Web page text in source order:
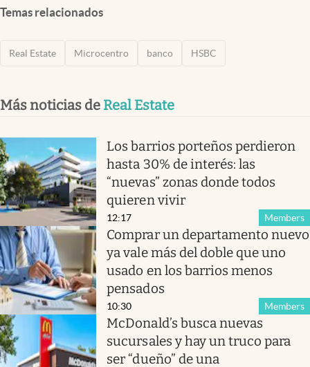
Temas relacionados
Real Estate Microcentro banco HSBC
Más noticias de Real Estate
Los barrios porteños perdieron
hasta 30% de interés: las
“nuevas” zonas donde todos
quieren vivir
Members
12:17
Comprar un departamento nuevo
ya vale más del doble que uno
usado en los barrios menos
pensados
Members
10:30
McDonald’s busca nuevas
sucursales y hay un truco para
ser “dueño” de una